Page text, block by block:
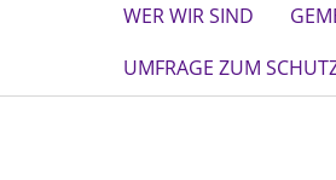
WER WIR SIND
UMFRAGE ZUM